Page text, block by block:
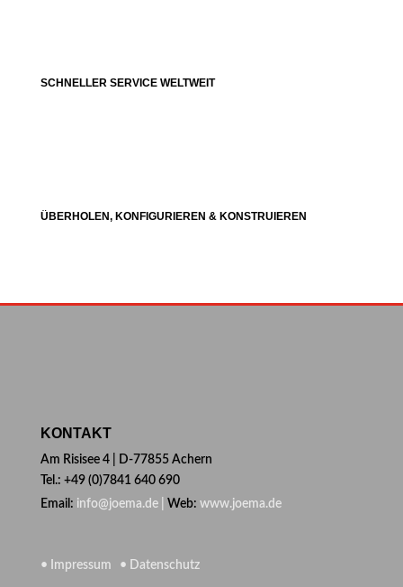
SCHNELLER SERVICE WELTWEIT
ÜBERHOLEN, KONFIGURIEREN & KONSTRUIEREN
KONTAKT
Am Risisee 4 | D-77855 Achern
Tel.: +49 (0)7841 640 690
Email: info@joema.de | Web: www.joema.de
• Impressum • Datenschutz